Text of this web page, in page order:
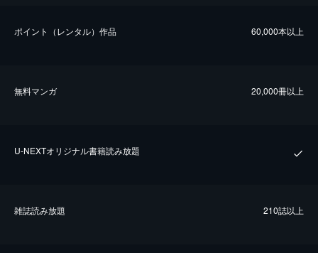
ポイント（レンタル）作品 60,000本以上
無料マンガ 20,000冊以上
U-NEXTオリジナル書籍読み放題
雑誌読み放題 210誌以上